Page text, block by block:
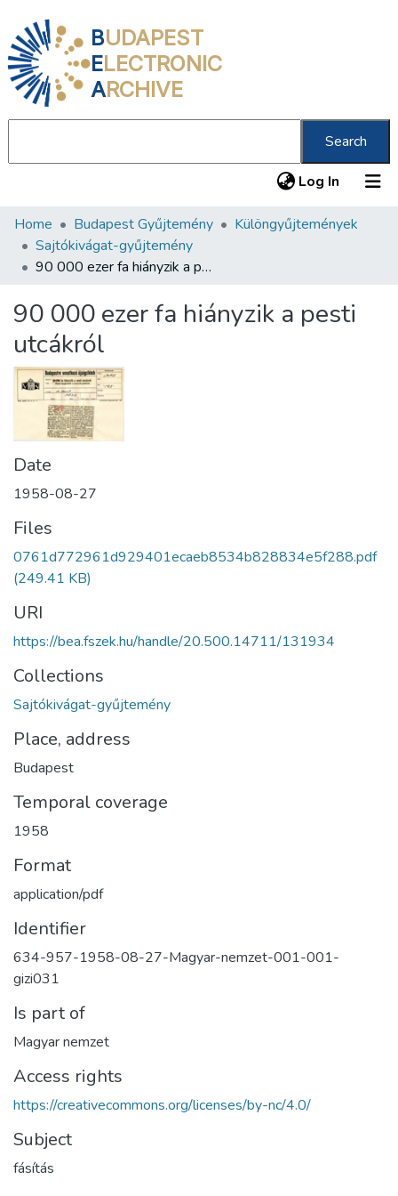
BUDAPEST
ELECTRONIC
ARCHIVE
Search
Log In (current)
Communities & Collections
All of DSpace
About us
Home Budapest Gyűjtemény
Különgyűjtemények
Sajtókivágat-gyűjtemény
90 000 ezer fa hiányzik a pesti utcákról
90 000 ezer fa hiányzik a pesti
utcákról
Date
1958-08-27
Files
0761d772961d929401ecaeb8534b828834e5f288.pdf
(249.41 KB)
URI
https://bea.fszek.hu/handle/20.500.14711/131934
Collections
Sajtókivágat-gyűjtemény
Place, address
Budapest
Temporal coverage
1958
Format
application/pdf
Identifier
634-957-1958-08-27-Magyar-nemzet-001-001-
gizi031
Is part of
Magyar nemzet
Access rights
https://creativecommons.org/licenses/by-nc/4.0/
Subject
fásítás